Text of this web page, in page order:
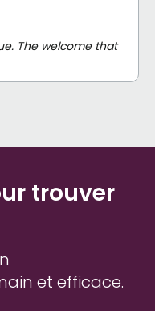
The welcome that
trouver
et efficace.